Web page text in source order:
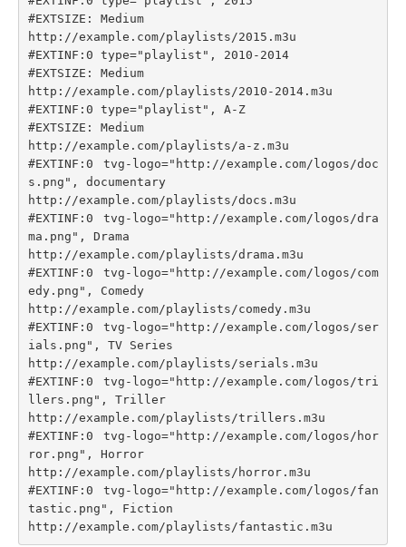
#EXTSIZE: Medium
http://example.com/playlists/2015.m3u
#EXTINF:0 type="playlist", 2010-2014
#EXTSIZE: Medium
http://example.com/playlists/2010-2014.m3u
#EXTINF:0 type="playlist", A-Z
#EXTSIZE: Medium
http://example.com/playlists/a-z.m3u
#EXTINF:0 tvg-logo="http://example.com/logos/doc
s.png", documentary
http://example.com/playlists/docs.m3u
#EXTINF:0 tvg-logo="http://example.com/logos/dra
ma.png", Drama
http://example.com/playlists/drama.m3u
#EXTINF:0 tvg-logo="http://example.com/logos/com
edy.png", Comedy
http://example.com/playlists/comedy.m3u
#EXTINF:0 tvg-logo="http://example.com/logos/ser
ials.png", TV Series
http://example.com/playlists/serials.m3u
#EXTINF:0 tvg-logo="http://example.com/logos/tri
llers.png", Triller
http://example.com/playlists/trillers.m3u
#EXTINF:0 tvg-logo="http://example.com/logos/hor
ror.png", Horror
http://example.com/playlists/horror.m3u
#EXTINF:0 tvg-logo="http://example.com/logos/fan
tastic.png", Fiction